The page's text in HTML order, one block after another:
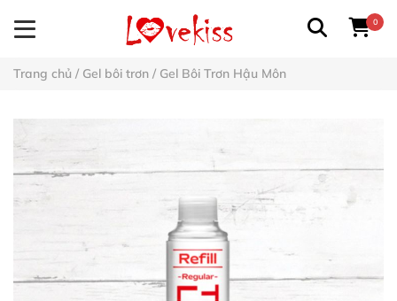
0
Trang chủ / Gel bôi trơn / Gel Bôi Trơn Hậu Môn